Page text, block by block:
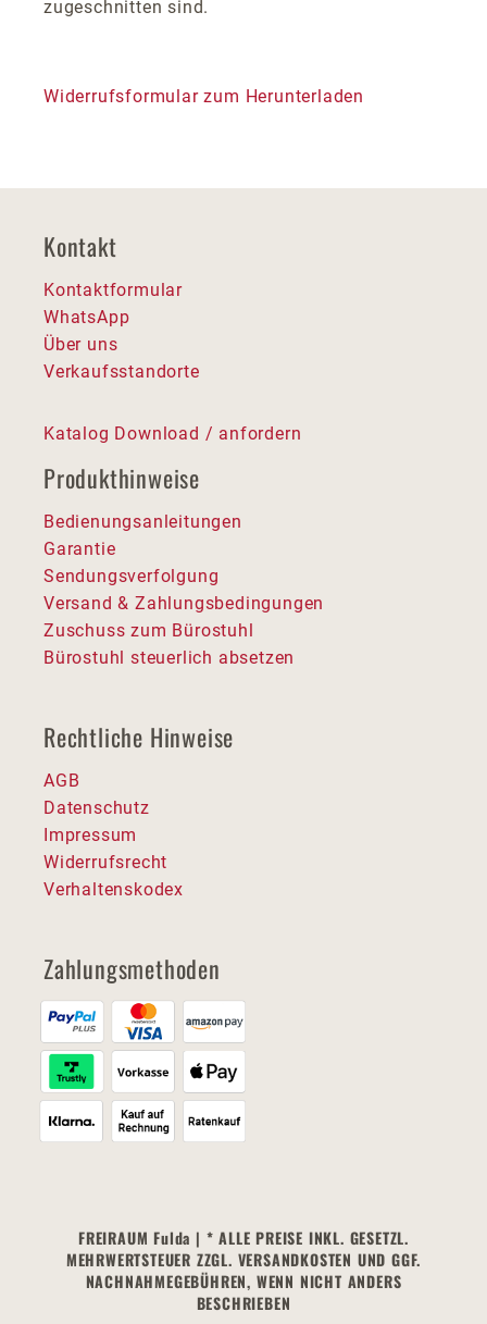
zugeschnitten sind.
Widerrufsformular zum Herunterladen
Kontakt
Kontaktformular
WhatsApp
Über uns
Verkaufsstandorte
Katalog Download / anfordern
Produkthinweise
Bedienungsanleitungen
Garantie
Sendungsverfolgung
Versand & Zahlungsbedingungen
Zuschuss zum Bürostuhl
Bürostuhl steuerlich absetzen
Rechtliche Hinweise
AGB
Datenschutz
Impressum
Widerrufsrecht
Verhaltenskodex
Zahlungsmethoden
FREIRAUM Fulda | * ALLE PREISE INKL. GESETZL.
MEHRWERTSTEUER ZZGL. VERSANDKOSTEN UND GGF.
NACHNAHMEGEBÜHREN, WENN NICHT ANDERS
BESCHRIEBEN